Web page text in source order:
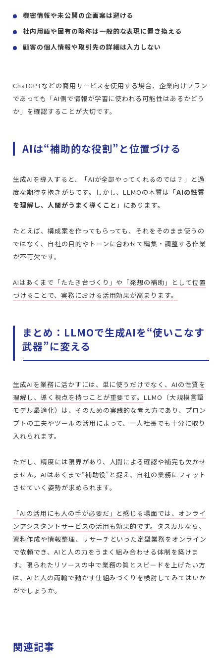
機密情報や未公開の企画案は避ける
社内用語や固有の略称は一般的な表現に置き換える
顧客の個人情報や取引先の詳細は入力しない
ChatGPTなどの商用サービスを使用する場合、企業向けプラン
であっても「AI側で情報が学習に使われる可能性はあるかどう
か」を確認することが大切です。
AIは“補助的な役割”と位置づける
生成AIを導入すると、「AIが全部やってくれるのでは？」と過
度な期待を抱きがちです。しかし、LLMOの本質は「AIの性質
を理解し、人間がうまく導くこと 」にあります。
たとえば、構成案を作ってもらっても、それをそのまま使うの
ではなく、自社の目的やトーンに合わせて編集・調整する作業
が不可欠です。
AIはあくまで「たたき台づくり」や「発想の補助」として位置
づけることで、実務における活用効果が高まります。
まとめ：LLMOで生成AIを“使いこなす
武器”に変える
生成AIを業務に活かすには、単に使うだけでなく、AIの性質を
理解し、導く視点を持つことが重要です。LLMO（大規模言語
モデル最適化）は、そのための実践的な考え方であり、プロン
プトの工夫やツールの活用によって、一人社長でも十分に取り
入れられます。
ただし、精度には限界があり、人間による確認や補完も欠かせ
ません。AIはあくまで“補助役”と捉え、自社の業務にフィット
させていく姿勢が求められます。
「AIの活用にも人の手が必要だ」と感じる場面では、オンライ
ンアシスタントサービスの活用も効果的です。 タスカルなら、
資料作成や情報整理、リサーチといった定型業務をオンライン
で依頼でき、AIと人の力をうまく組み合わせる体制を築けま
す。限られたリソースの中で業務の質とスピードを上げたい方
は、AIと人の両輪で動かす仕組みづくりを検討してみてはいか
がでしょうか。
関連記事